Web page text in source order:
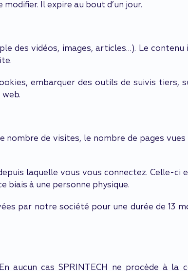
Il expire au bout d’un jour.
des vidéos, images, articles…). Le contenu
embarquer des outils de suivis tiers,
nombre de visites, le nombre de pages
laquelle vous vous connectez. Celle-ci
biais à une personne physique.
par notre société pour une durée de 13
aucun cas SPRINTECH ne procède à la